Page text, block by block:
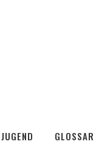
JUGEND GLOSSAR